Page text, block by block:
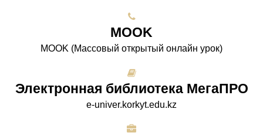
МООK
МООK (Массовый открытый онлайн урок)
Электронная библиотека МегаПРО
e-univer.korkyt.edu.kz